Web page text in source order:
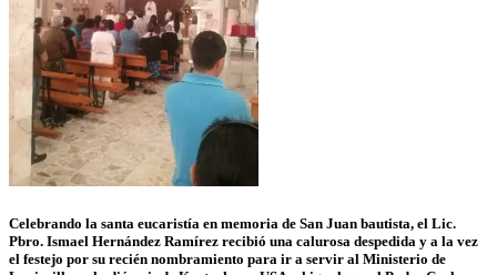
Celebrando la santa eucaristía en memoria de San Juan bautista, el Lic.
Pbro. Ismael Hernández Ramírez recibió una calurosa despedida y a la vez
el festejo por su recién nombramiento para ir a servir al Ministerio de